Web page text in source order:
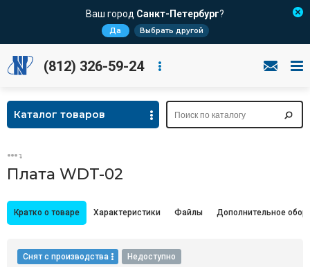
Ваш город Санкт-Петербург?
Да Выбрать другой
(812) 326-59-24
Каталог товаров
Плата WDT-02
Кратко о товаре Характеристики Файлы Дополнительное
Снят с производства Недоступно